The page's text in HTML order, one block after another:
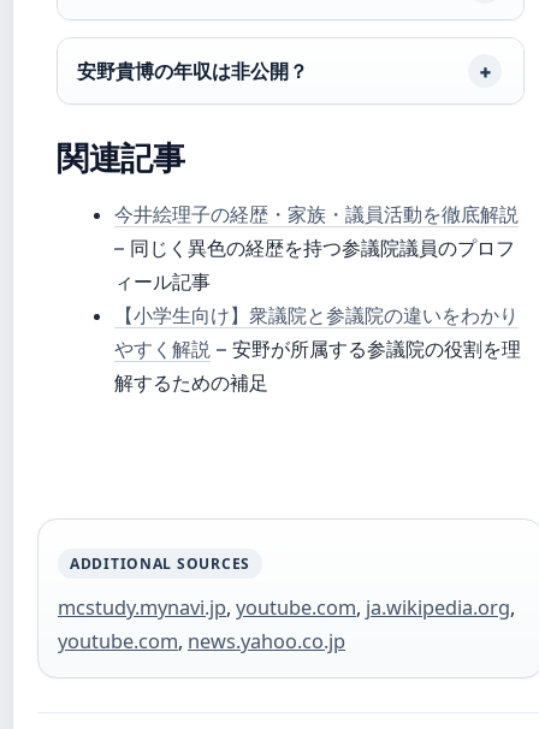
安野貴博の年収は非公開？
関連記事
今井絵理子の経歴・家族・議員活動を徹底解説
– 同じく異色の経歴を持つ参議院議員のプロフ
ィール記事
【小学生向け】衆議院と参議院の違いをわかり
やすく解説 – 安野が所属する参議院の役割を理
解するための補足
ADDITIONAL SOURCES
mcstudy.mynavi.jp, youtube.com, ja.wikipedia.org,
youtube.com, news.yahoo.co.jp